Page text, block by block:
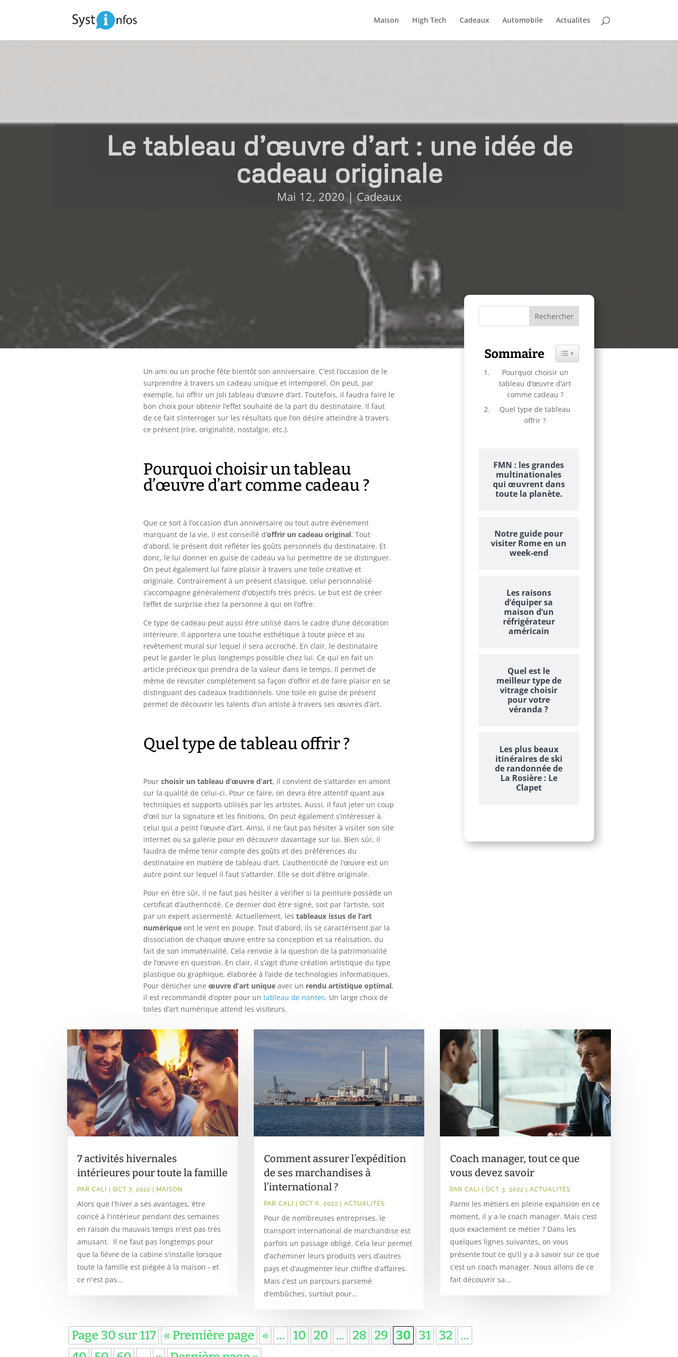
Maison High Tech Cadeaux Automobile Actualites
Le tableau d’œuvre d’art : une idée de
cadeau originale
Mai 12, 2020|Cadeaux
Un ami ou un proche fête bientôt son anniversaire. C’est l’occasion de le
surprendre à travers un cadeau unique et intemporel. On peut, par
exemple, lui offrir un joli tableau d’œuvre d’art. Toutefois, il faudra faire le
bon choix pour obtenir l’effet souhaité de la part du destinataire. Il faut
de ce fait s’interroger sur les résultats que l’on désire atteindre à travers
ce présent (rire, originalité, nostalgie, etc.).
Pourquoi choisir un tableau
d’œuvre d’art comme cadeau ?
Que ce soit à l’occasion d’un anniversaire ou tout autre événement
marquant de la vie, il est conseillé d’offrir un cadeau original. Tout
d’abord, le présent doit refléter les goûts personnels du destinataire. Et
donc, le lui donner en guise de cadeau va lui permettre de se distinguer.
On peut également lui faire plaisir à travers une toile créative et
originale. Contrairement à un présent classique, celui personnalisé
s’accompagne généralement d’objectifs très précis. Le but est de créer
l’effet de surprise chez la personne à qui on l’offre.
Ce type de cadeau peut aussi être utilisé dans le cadre d’une décoration
intérieure. Il apportera une touche esthétique à toute pièce et au
revêtement mural sur lequel il sera accroché. En clair, le destinataire
peut le garder le plus longtemps possible chez lui. Ce qui en fait un
article précieux qui prendra de la valeur dans le temps. Il permet de
même de revisiter complètement sa façon d’offrir et de faire plaisir en se
distinguant des cadeaux traditionnels. Une toile en guise de présent
permet de découvrir les talents d’un artiste à travers ses œuvres d’art.
Quel type de tableau offrir ?
Pourchoisir un tableau d’œuvre d’art, il convient de s’attarder en amont
sur la qualité de celui-ci. Pour ce faire, on devra être attentif quant aux
techniques et supports utilisés par les artistes. Aussi, il faut jeter un coup
d’œil sur la signature et les finitions. On peut également s’intéresser à
celui qui a peint l’œuvre d’art. Ainsi, il ne faut pas hésiter à visiter son site
internet ou sa galerie pour en découvrir davantage sur lui. Bien sûr, il
faudra de même tenir compte des goûts et des préférences du
destinataire en matière de tableau d’art. L’authenticité de l’œuvre est un
autre point sur lequel il faut s’attarder. Elle se doit d’être originale.
Pour en être sûr, il ne faut pas hésiter à vérifier si la peinture possède un
certificat d’authenticité. Ce dernier doit être signé, soit par l’artiste, soit
par un expert assermenté. Actuellement, lestableaux issus de l’art
numérique ont le vent en poupe. Tout d’abord, ils se caractérisent par la
dissociation de chaque œuvre entre sa conception et sa réalisation, du
fait de son immatérialité. Cela renvoie à la question de la patrimonialité
de l’œuvre en question. En clair, il s’agit d’une création artistique du type
plastique ou graphique, élaborée à l’aide de technologies informatiques.
Pour dénicher uneœuvre d’art unique avec un rendu artistique optimal,
il est recommandé d’opter pour untableau de nantes. Un large choix de
toiles d’art numérique attend les visiteurs.
Sommaire Toggle Table of Content
Pourquoi choisir un
tableau d’œuvre d’art
comme cadeau ?
Quel type de tableau
offrir ?
FMN : les grandes
multinationales
qui œuvrent dans
toute la planète.
Notre guide pour
visiter Rome en un
week-end
Les raisons
d’équiper sa
maison d’un
réfrigérateur
américain
Quel est le
meilleur type de
vitrage choisir
pour votre
véranda ?
Les plus beaux
itinéraires de ski
de randonnée de
La Rosière : Le
Clapet
7 activités hivernales
intérieures pour toute la famille
PARCALI |OCT 7, 2022 | MAISON
Alors que l'hiver a ses avantages, être
coincé à l'intérieur pendant des semaines
en raison du mauvais temps n'est pas très
amusant. Il ne faut pas longtemps pour
que la fièvre de la cabine s'installe lorsque
toute la famille est piégée à la maison - et
ce n'est pas...
Comment assurer l’expédition
de ses marchandises à
l’international ?
PAR CALI | OCT 6, 2022 | ACTUALITÉS
Pour de nombreuses entreprises, le
transport international de marchandise est
parfois un passage obligé. Cela leur permet
d’acheminer leurs produits vers d’autres
pays et d’augmenter leur chiffre d’affaires.
Mais c’est un parcours parsemé
d’embûches, surtout pour...
Coach manager, tout ce que
vous devez savoir
PAR CALI | OCT 3, 2022 | ACTUALITÉS
Parmi les métiers en pleine expansion en ce
moment, il y a le coach manager. Mais c’est
quoi exactement ce métier ? Dans les
quelques lignes suivantes, on vous
présente tout ce qu’il y a à savoir sur ce que
c’est un coach manager. Nous allons de ce
fait découvrir sa...
Page 30 sur 117 « Première page « … 10 20 … 28 29 30 31 32
…